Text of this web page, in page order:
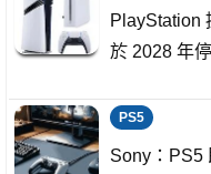
PlayStation
於 2028 年
PS5
Sony：PS5